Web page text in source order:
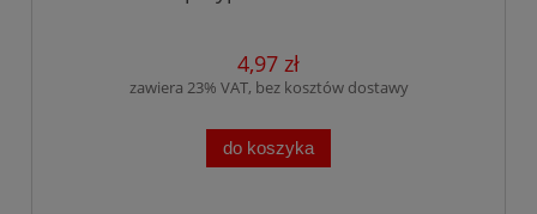
4,97 zł
zawiera 23% VAT, bez kosztów dostawy
do koszyka